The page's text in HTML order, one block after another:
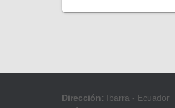
Dirección: Ibarra - Ecuador